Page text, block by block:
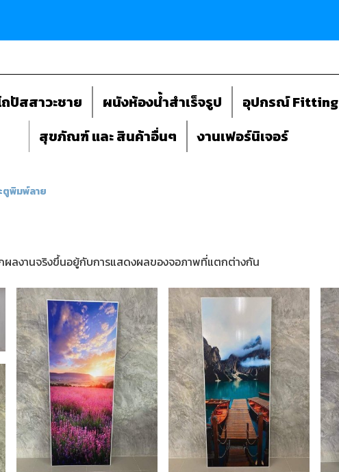
ปัสสาวะชาย ผนังห้องน้ำสำเร็จรูป อุปกรณ์ Fitting
สุขภัณฑ์ และ สินค้าอื่นๆ
งานเฟอร์นิเจอร์
ตูพิมพ์ลาย
ลงานจริงขึ้นอยู้กับการแสดงผลของจอภาพที่แตกต่างกัน